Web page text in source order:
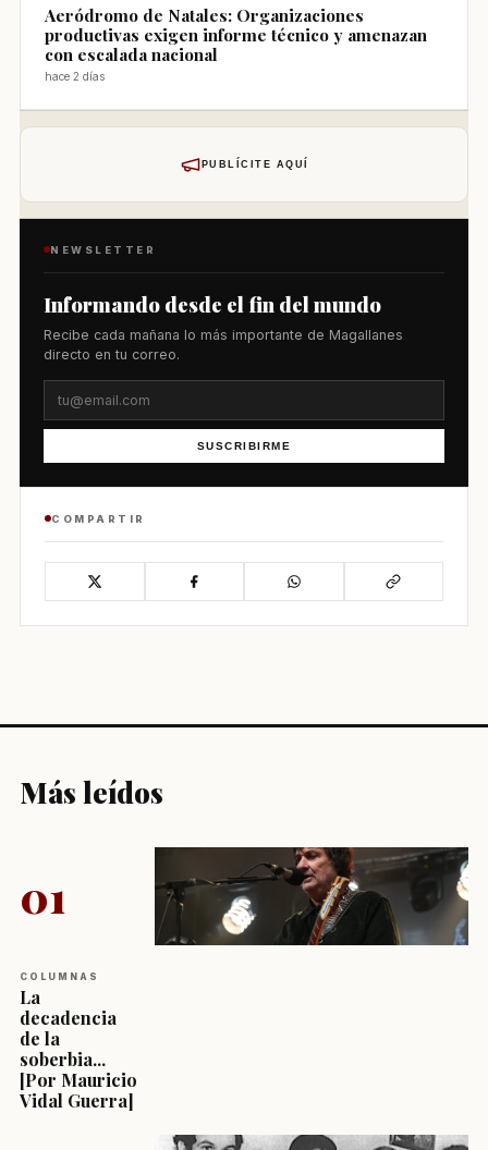
Aeródromo de Natales: Organizaciones
productivas exigen informe técnico y amenazan
con escalada nacional
hace 2 días
PUBLÍCITE AQUÍ
NEWSLETTER
Informando desde el fin del mundo
Recibe cada mañana lo más importante de Magallanes
directo en tu correo.
SUSCRIBIRME
COMPARTIR
Más leídos
01
COLUMNAS
La
decadencia
de la
soberbia...
[Por Mauricio
Vidal Guerra]